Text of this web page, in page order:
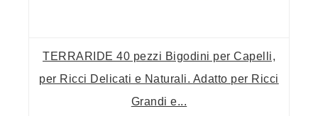
TERRARIDE 40 pezzi Bigodini per Capelli,
per Ricci Delicati e Naturali. Adatto per Ricci
Grandi e...